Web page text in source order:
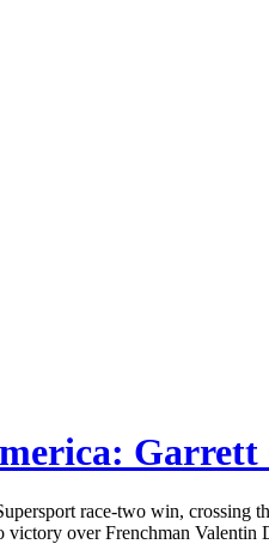
race-two win, crossing
over Frenchman